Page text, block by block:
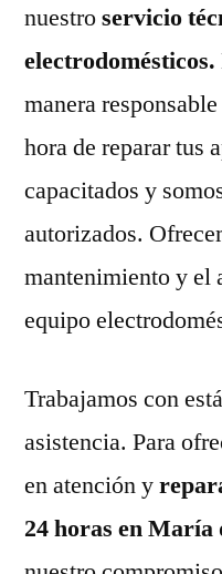
nuestroservicio
electrodomésticos.
manera
hora de reparar tus
capacitados y
autorizados.
mantenimiento y el
equipo
Trabajamos con
asistencia. Para
en atención y
24 horas en María